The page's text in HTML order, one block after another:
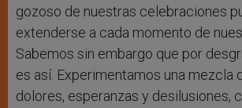
gozoso de nuestras celebraciones
extenderse a cada momento de
Sabemos sin embargo que por
es así. Experimentamos una mezcla
dolores, esperanzas y desilusiones,